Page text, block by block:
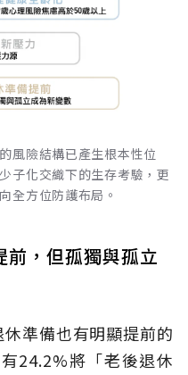
風險結構已產生根本性位
子化交織下的生存考驗，更
全方位防護布局。
，但孤獨與孤立
準備也有明顯提前的
24.2%將「老後退休